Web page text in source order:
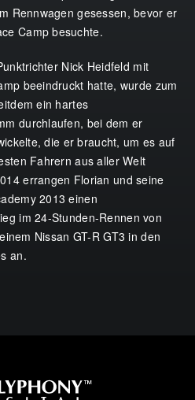
Rennwagen gesessen, bevor er
Camp besuchte.
Nick Heidfeld mit
beeindruckt hatte, wurde zum
ein hartes
durchlaufen, bei dem er
die er braucht, um es auf
Fahrern aus aller Welt
errangen Florian und seine
2013 einen
im 24-Stunden-Rennen von
Nissan GT-R GT3 in den
an.